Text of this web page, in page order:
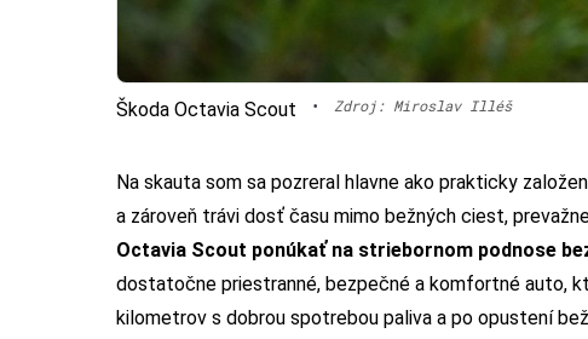
Škoda Octavia Scout • Zdroj: Miroslav Illéš
Na skauta som sa pozreral hlavne ako prakticky
a zároveň trávi dosť času mimo bežných ciest,
Octavia Scout ponúkať na striebornom podnose
dostatočne priestranné, bezpečné a komfortné auto,
kilometrov s dobrou spotrebou paliva a po opustení